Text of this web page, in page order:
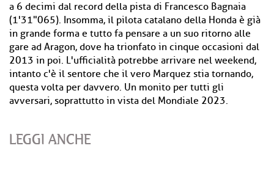
a 6 decimi dal record della pista di Francesco Bagnaia
(1'31"065). Insomma, il pilota catalano della Honda è già
in grande forma e tutto fa pensare a un suo ritorno alle
gare ad Aragon, dove ha trionfato in cinque occasioni dal
2013 in poi. L'ufficialità potrebbe arrivare nel weekend,
intanto c'è il sentore che il vero Marquez stia tornando,
questa volta per davvero. Un monito per tutti gli
avversari, soprattutto in vista del Mondiale 2023.
LEGGI ANCHE